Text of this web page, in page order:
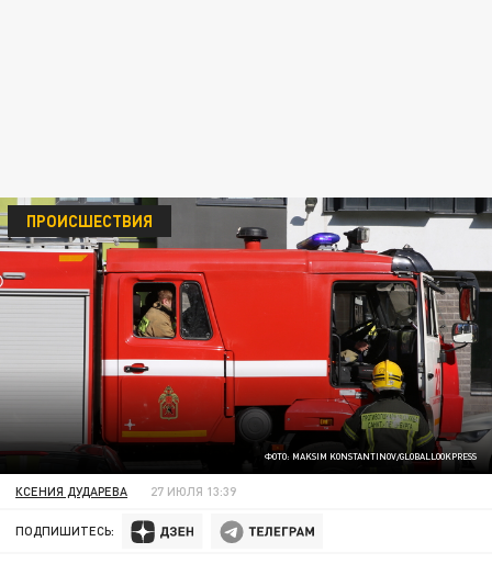
ФОТО: MAKSIM KONSTANTINOV/GLOBALLOOKPRESS
ПРОИСШЕСТВИЯ
КСЕНИЯ ДУДАРЕВА 27 ИЮЛЯ 13:39
ПОДПИШИТЕСЬ: